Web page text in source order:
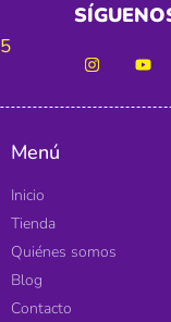
Menú
Inicio
Tienda
Quiénes somos
Blog
Contacto